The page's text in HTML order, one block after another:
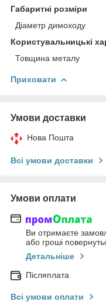
Габаритні розміри
Діаметр димоходу
Користувальницькі
Товщина металу
Приховати
Умови доставки
Нова Пошта
Всі умови доставки
Умови оплати
Ви отримаєте
або гроші
Детальніше
Післяплата
Всі умови оплати